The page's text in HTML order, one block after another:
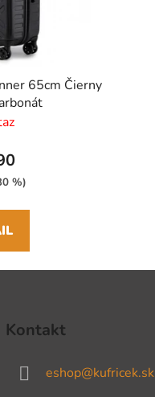
65cm Čierny
%)
Kontakt
eshop@kufricek.sk